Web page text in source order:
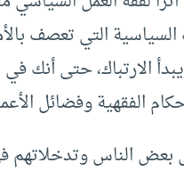
التي تعصف
الارتباك، حتى
الفقهية وفضائل
الناس وتدخلاتهم